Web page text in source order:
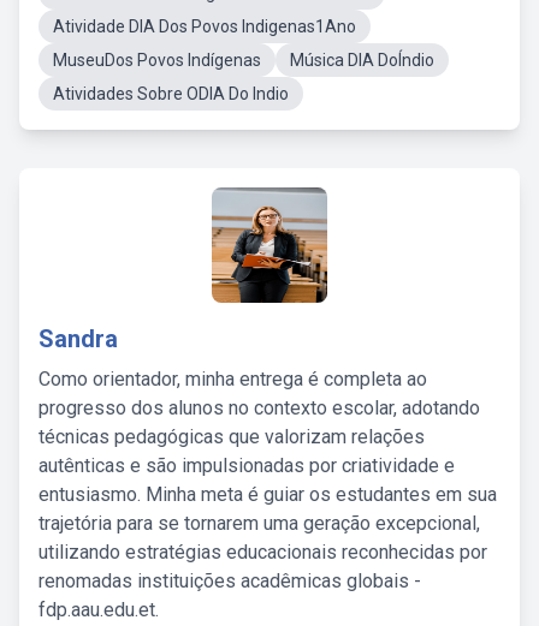
Atividade DIA Dos Povos Indigenas1Ano
MuseuDos Povos Indígenas
Música DIA DoÍndio
Atividades Sobre ODIA Do Indio
Sandra
Como orientador, minha entrega é completa ao
progresso dos alunos no contexto escolar, adotando
técnicas pedagógicas que valorizam relações
autênticas e são impulsionadas por criatividade e
entusiasmo. Minha meta é guiar os estudantes em sua
trajetória para se tornarem uma geração excepcional,
utilizando estratégias educacionais reconhecidas por
renomadas instituições acadêmicas globais -
fdp.aau.edu.et.